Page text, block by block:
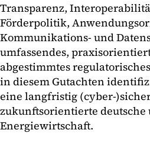
Transparenz,
Förderpolitik,
Kommunikations- und
umfassendes,
abgestimmtes
in diesem Gutachten
eine langfristig (cyber-
zukunftsorientierte deutsche
Energiewirtschaft.